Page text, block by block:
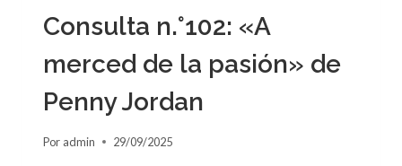
Consulta n.°102: «A
merced de la pasión» de
Penny Jordan
Por admin 29/09/2025